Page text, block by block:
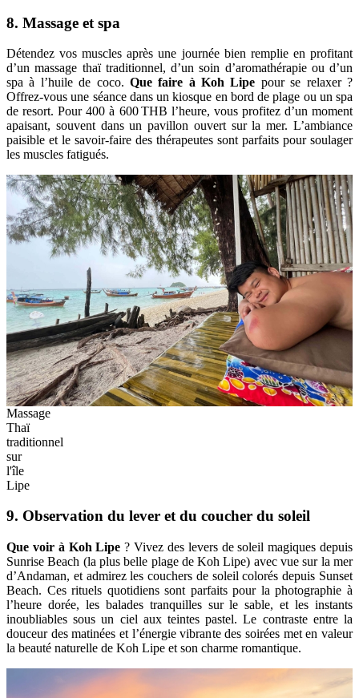
8. Massage et spa
Détendez vos muscles après une journée bien remplie en profitant
d’un massage thaï traditionnel, d’un soin d’aromathérapie ou d’un
spa à l’huile de coco. Que faire à Koh Lipe pour se relaxer ?
Offrez-vous une séance dans un kiosque en bord de plage ou un spa
de resort. Pour 400 à 600 THB l’heure, vous profitez d’un moment
apaisant, souvent dans un pavillon ouvert sur la mer. L’ambiance
paisible et le savoir-faire des thérapeutes sont parfaits pour soulager
les muscles fatigués.
Massage
Thaï
traditionnel
sur
l'île
Lipe
9. Observation du lever et du coucher du soleil
Que voir à Koh Lipe ? Vivez des levers de soleil magiques depuis
Sunrise Beach (la plus belle plage de Koh Lipe) avec vue sur la mer
d’Andaman, et admirez les couchers de soleil colorés depuis Sunset
Beach. Ces rituels quotidiens sont parfaits pour la photographie à
l’heure dorée, les balades tranquilles sur le sable, et les instants
inoubliables sous un ciel aux teintes pastel. Le contraste entre la
douceur des matinées et l’énergie vibrante des soirées met en valeur
la beauté naturelle de Koh Lipe et son charme romantique.